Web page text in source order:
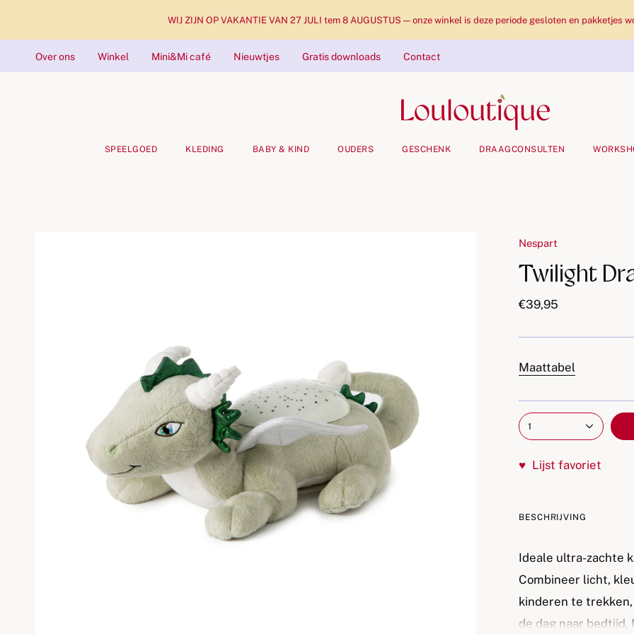
WIJ ZIJN OP VAKANTIE VAN 27 JULI tem 8 AUGUSTUS — onze winkel is deze periode gesloten en pakketjes
Over ons Winkel Mini&Mi café Nieuwtjes Gratis downloads Contact
SPEELGOED KLEDING BABY & KIND OUDERS GESCHENK DRAAGCONSULTEN
Nespart
Twilight
€39,95
Maattabel
1
♥ Lijst favoriet
BESCHRIJVING
Ideale ultra-zachte
Combineer licht,
kinderen te trekken,
de dag naar